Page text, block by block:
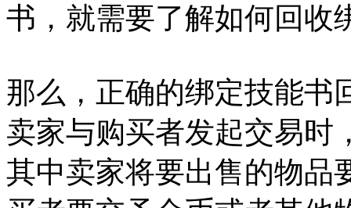
书，就需要了解如何回收
那么，正确的绑定技能书
卖家与购买者发起交易时
其中卖家将要出售的物品